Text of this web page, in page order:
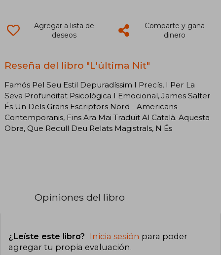
Agregar a lista de
deseos
Comparte y gana
dinero
Reseña del libro "L'última Nit"
Famós Pel Seu Estil Depuradíssim I Precís, I Per La
Seva Profunditat Psicològica I Emocional, James Salter
És Un Dels Grans Escriptors Nord - Americans
Contemporanis, Fins Ara Mai Traduït Al Català. Aquesta
Obra, Que Recull Deu Relats Magistrals, N És
Opiniones del libro
¿Leíste este libro? Inicia sesión para poder
agregar tu propia evaluación.